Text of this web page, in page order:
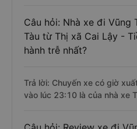
Câu hỏi: Nhà xe đi Vũng
Tàu từ Thị xã Cai Lậy -
hành trễ nhất?
Trả lời: Chuyến xe có giờ
vào lúc 23:10 là của nhà xe